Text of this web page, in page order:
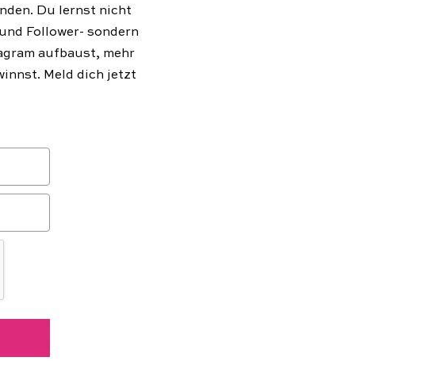
Du lernst nicht
Follower- sondern
aufbaust, mehr
Meld dich jetzt